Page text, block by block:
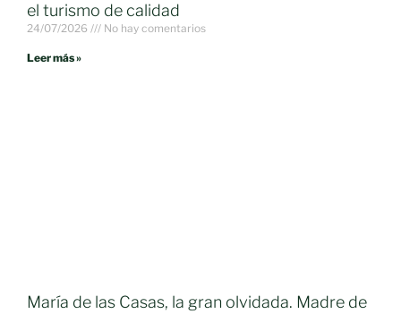
el turismo de calidad
24/07/2026 No hay comentarios
Leer más »
María de las Casas, la gran olvidada. Madre de